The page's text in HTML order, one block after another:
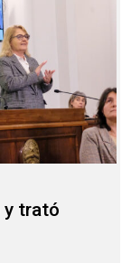
y trató